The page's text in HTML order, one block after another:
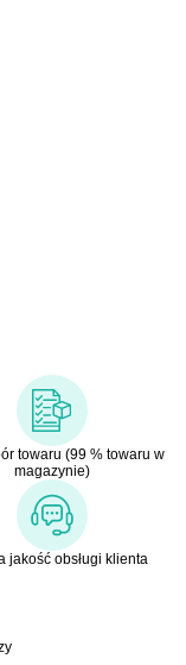
towaru (99 % towaru w
magazynie)
jakość obsługi klienta